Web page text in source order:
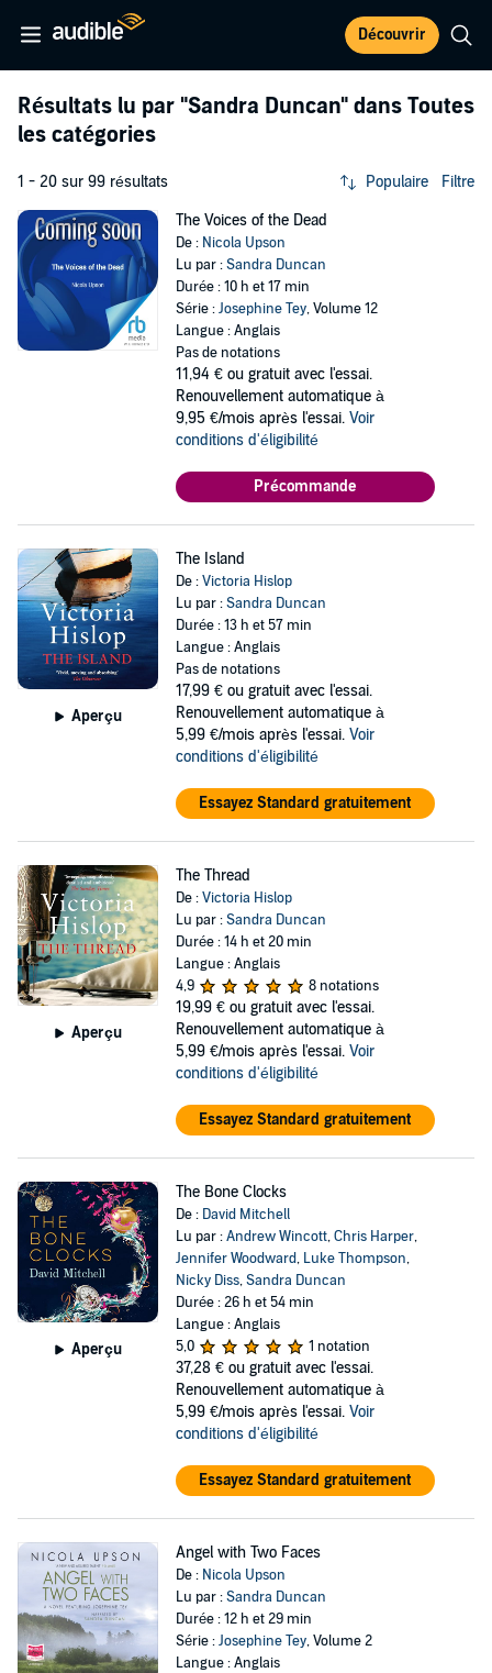
Découvrir
Résultats lu par "Sandra Duncan" dans Toutes
les catégories
1 - 20 sur 99 résultats Populaire Filtre
The Voices of the Dead
De : Nicola Upson
Lu par :Sandra Duncan
Durée : 10 h et 17 min
Série :Josephine Tey, Volume 12
Langue : Anglais
Pas de notations
11,94 € ou gratuit avec l'essai.
Renouvellement automatique à
9,95 €/mois après l'essai. Voir
conditions d'éligibilité
Précommande
Aperçu
The Island
De :Victoria Hislop
Lu par :Sandra Duncan
Durée : 13 h et 57 min
Langue : Anglais
Pas de notations
17,99 € ou gratuit avec l'essai.
Renouvellement automatique à
5,99 €/mois après l'essai. Voir
conditions d'éligibilité
Essayez Standard gratuitement
Aperçu
The Thread
De :Victoria Hislop
Lu par :Sandra Duncan
Durée : 14 h et 20 min
Langue : Anglais
4,9
8 notations
19,99 € ou gratuit avec l'essai.
Renouvellement automatique à
5,99 €/mois après l'essai. Voir
conditions d'éligibilité
Essayez Standard gratuitement
Aperçu
The Bone Clocks
De : David Mitchell
Lu par :Andrew Wincott,Chris Harper,
Jennifer Woodward, Luke Thompson,
Nicky Diss,Sandra Duncan
Durée : 26 h et 54 min
Langue : Anglais
5,0
1 notation
37,28 € ou gratuit avec l'essai.
Renouvellement automatique à
5,99 €/mois après l'essai. Voir
conditions d'éligibilité
Essayez Standard gratuitement
Angel with Two Faces
De : Nicola Upson
Lu par :Sandra Duncan
Durée : 12 h et 29 min
Série :Josephine Tey, Volume 2
Langue : Anglais